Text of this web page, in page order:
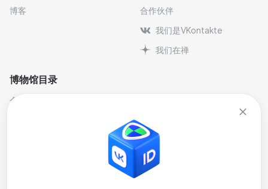
博客
合作伙伴
我们是VKontakte
我们在禅
博物馆目录
个人与纪念博物馆
艺术
行业